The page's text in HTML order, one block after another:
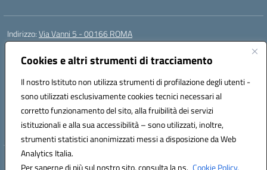
Cookies e altri strumenti di tracciamento
Il nostro Istituto non utilizza strumenti di profilazione degli utenti -
sono utilizzati esclusivamente cookies tecnici necessari al
corretto funzionamento del sito, alla fruibilità dei servizi
istituzionali e alla sua accessibilità – sono utilizzati, inoltre,
strumenti statistici anonimizzati messi a disposizione da Web
Analytics Italia.
Per saperne di più sul nostro sito, consulta la ns. Cookie Policy.
Indirizzo:Via Vanni 5 - 00166 ROMA
Centralino:
Posta elettronica certificata (PEC):RMIC86500P@pec.istruzione.it
Codice fiscale: 97197050582
Codice meccanografico:RMIC86500P
Codice Indice delle Pubbliche Amministrazioni (IPA): istsc_RMIC86500P
Codice unico di fatturazione (CUF): UFSRRZ
Hosting & Powered by 3D Solution S.r.l.